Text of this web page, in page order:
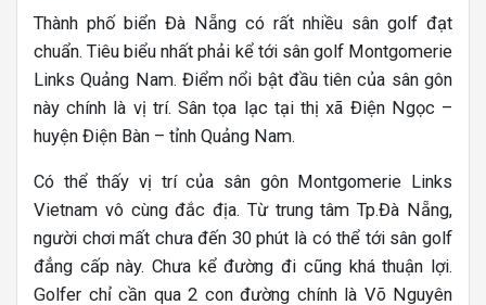
Thành phố biển Đà Nẵng có rất nhiều sân golf đạt
chuẩn. Tiêu biểu nhất phải kể tới sân golf Montgomerie
Links Quảng Nam. Điểm nổi bật đầu tiên của sân gôn
này chính là vị trí. Sân tọa lạc tại thị xã Điện Ngọc –
huyện Điện Bàn – tỉnh Quảng Nam.
Có thể thấy vị trí của sân gôn Montgomerie Links
Vietnam vô cùng đắc địa. Từ trung tâm Tp.Đà Nẵng,
người chơi mất chưa đến 30 phút là có thể tới sân golf
đẳng cấp này. Chưa kể đường đi cũng khá thuận lợi.
Golfer chỉ cần qua 2 con đường chính là Võ Nguyên